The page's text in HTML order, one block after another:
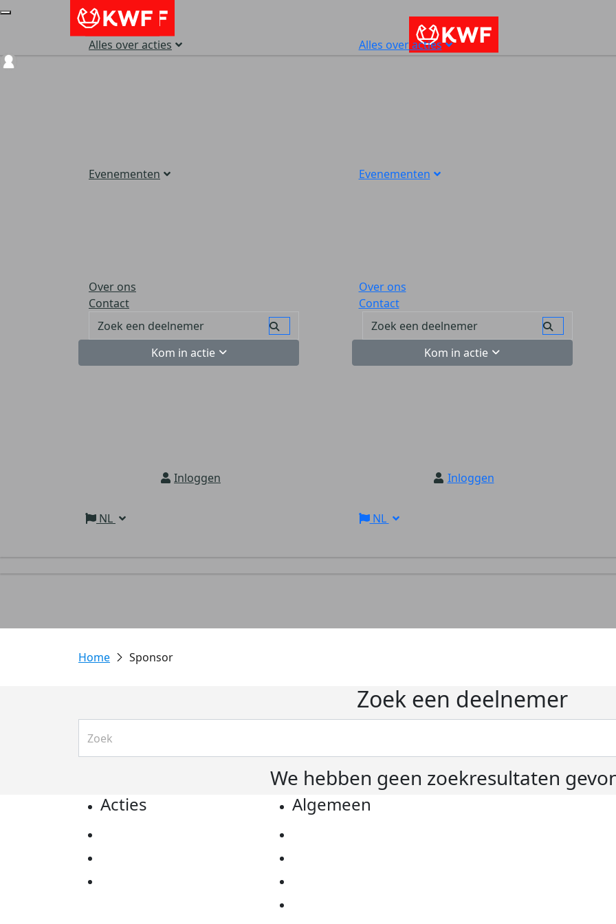
Alles over acties
Evenementen
Over ons
Contact
Kom in actie
Inloggen
NL
Alles over acties
Evenementen
Over ons
Contact
Kom in actie
Inloggen
NL
Sponsor
Zoek een deelnemer
We hebben geen zoekresultaten
Acties Algemeen